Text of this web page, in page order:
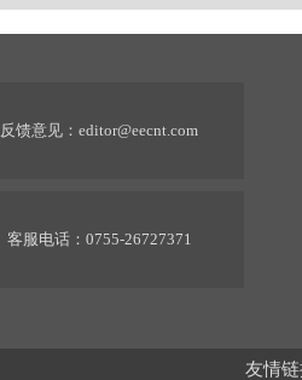
反馈意见： editor@eecnt.com
客服电话：0755-26727371
友情